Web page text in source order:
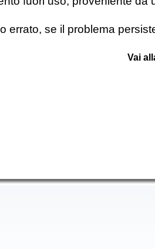
errato, se il problema
Vai